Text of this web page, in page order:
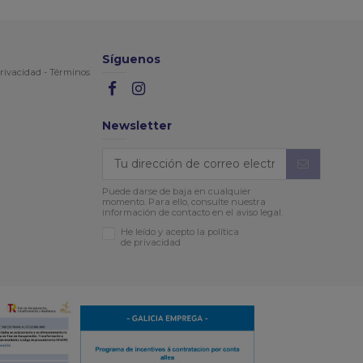
- Términos
Síguenos
Newsletter
Puede darse de baja en cualquier
momento. Para ello, consulte nuestra
información de contacto en el aviso legal.
He leído y acepto la política
de privacidad